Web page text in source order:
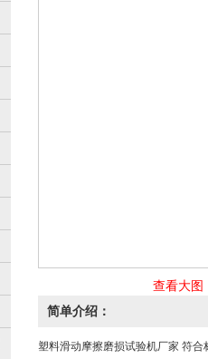
查看大图
简单介绍：
塑料滑动摩擦磨损试验机厂家 符